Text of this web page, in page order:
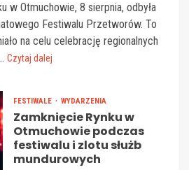
w Otmuchowie, 8 sierpnia, odbyła
Festiwalu Przetworów. To
na celu celebrację regionalnych
Czytaj dalej
FESTIWALE WYDARZENIA
Zamknięcie Rynku w
Otmuchowie podczas
festiwalu i zlotu służb
mundurowych